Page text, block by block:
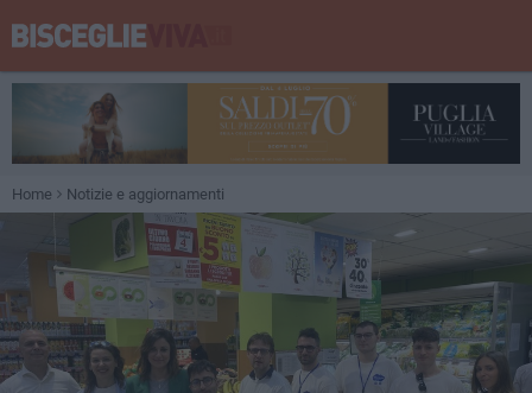
Home Notizie e aggiornamenti